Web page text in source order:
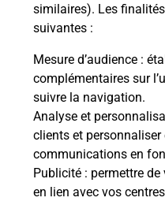
similaires). Les
suivantes :
Mesure d’audience :
complémentaires sur
suivre la navigation.
Analyse et
clients et
communications en
Publicité : permettre
en lien avec vos
Prochaine collecte
Mairie Le Chateau
09130 Lanoux
Itinéraire
Le lien s'ouvre dans un nouvel